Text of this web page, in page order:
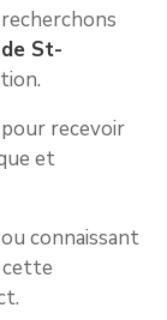
St-
recevoir
et
connaissant
cette